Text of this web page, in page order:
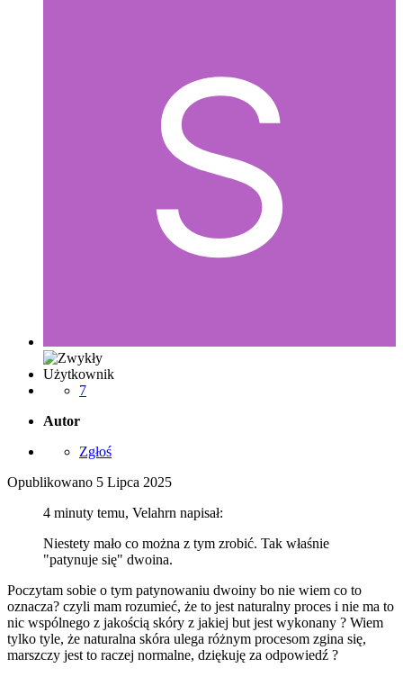
Użytkownik
7
Autor
Zgłoś
Opublikowano 5 Lipca 2025
4 minuty temu, Velahrn napisał:
Niestety mało co można z tym zrobić. Tak właśnie
"patynuje się" dwoina.
Poczytam sobie o tym patynowaniu dwoiny bo nie wiem co to
oznacza? czyli mam rozumieć, że to jest naturalny proces i nie ma to
nic wspólnego z jakością skóry z jakiej but jest wykonany ? Wiem
tylko tyle, że naturalna skóra ulega różnym procesom zgina się,
marszczy jest to raczej normalne, dziękuję za odpowiedź ?